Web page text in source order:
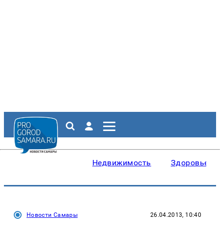
Недвижимость Здоровье
Новости Самары 26.04.2013, 10:40